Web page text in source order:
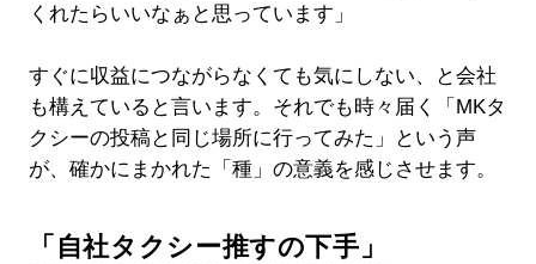
くれたらいいなぁと思っています」
すぐに収益につながらなくても気にしない、と会社
も構えていると言います。それでも時々届く「MKタ
クシーの投稿と同じ場所に行ってみた」という声
が、確かにまかれた「種」の意義を感じさせます。
「自社タクシー推すの下手」